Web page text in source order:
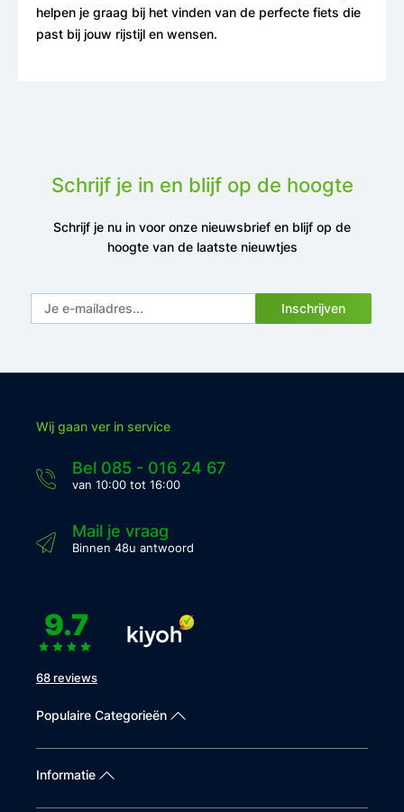
helpen je graag bij het vinden van de perfecte fiets die
past bij jouw rijstijl en wensen.
Schrijf je in en blijf op de hoogte
Schrijf je nu in voor onze nieuwsbrief en blijf op de
hoogte van de laatste nieuwtjes
Inschrijven
Wij gaan ver in service
Bel 085 - 016 24 67
van 10:00 tot 16:00
Mail je vraag
Binnen 48u antwoord
9.7
68 reviews
Populaire Categorieën
Informatie